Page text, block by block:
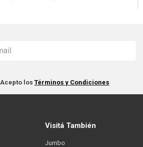
Acepto losTérminos y Condiciones
Visitá También
Jumbo